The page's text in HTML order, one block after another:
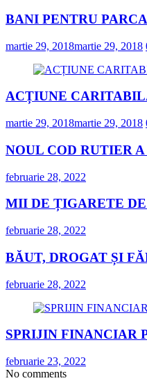
BANI PENTRU
martie 29, 2018martie 29, 2018
ACȚIUNE
martie 29, 2018martie 29, 2018
NOUL COD RUTIER
februarie 28, 2022
MII DE ȚIGARETE
februarie 28, 2022
BĂUT, DROGAT ȘI
februarie 28, 2022
SPRIJIN FINANCIAR
februarie 23, 2022
No comments